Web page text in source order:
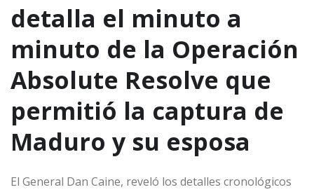
detalla el minuto a
minuto de la Operación
Absolute Resolve que
permitió la captura de
Maduro y su esposa
El General Dan Caine, reveló los detalles cronológicos